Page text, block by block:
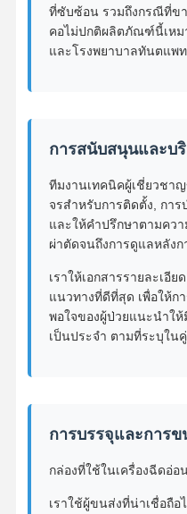
ที่ซับซ้อน รวมถึงกรณีที่ข
คอไม่ปกติผลิตภัณฑ์นี้เหม
และโรงพยาบาลทันตแพ
การสนับสนุนและบ
ทีมงานเทคนิคผู้เชี่ยวชา
จรสําหรับการติดตั้ง, กา
และให้คําปรึกษาตามคว
ผ่าตัดจนถึงการดูแลหลังก
เราให้เอกสารรายละเอี
แนวทางที่ดีที่สุด เพื่อให้ก
พอใจของผู้ป่วยแนะนําใ
เป็นประจํา ตามที่ระบุใน
การบรรจุและการข
กล่องที่ใช้ในเครื่องฉีดอ่
เราใช้ผู้ขนส่งที่น่าเชื่อถื